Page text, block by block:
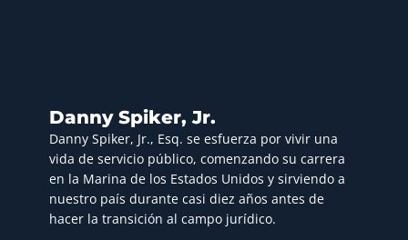
Danny Spiker, Jr.
Danny Spiker, Jr., Esq. se esfuerza por vivir una
vida de servicio público, comenzando su carrera
en la Marina de los Estados Unidos y sirviendo a
nuestro país durante casi diez años antes de
hacer la transición al campo jurídico.